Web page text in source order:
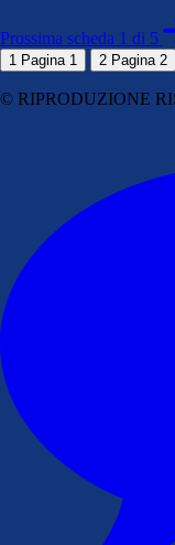
Prossima scheda 1 di 5
1 Pagina 1 2 Pagina 2
© RIPRODUZIONE